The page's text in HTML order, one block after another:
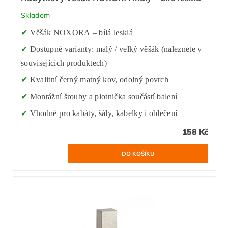
Skladem
✔ Věšák NOXORA – bílá lesklá
✔ Dostupné varianty: malý / velký věšák (naleznete v
souvisejících produktech)
✔ Kvalitní černý matný kov, odolný povrch
✔ Montážní šrouby a plotnička součástí balení
✔ Vhodné pro kabáty, šály, kabelky i oblečení
158 Kč